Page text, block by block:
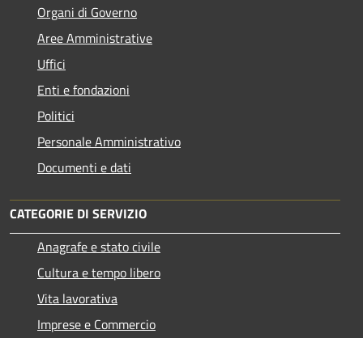
Organi di Governo
Aree Amministrative
Uffici
Enti e fondazioni
Politici
Personale Amministrativo
Documenti e dati
CATEGORIE DI SERVIZIO
Anagrafe e stato civile
Cultura e tempo libero
Vita lavorativa
Imprese e Commercio